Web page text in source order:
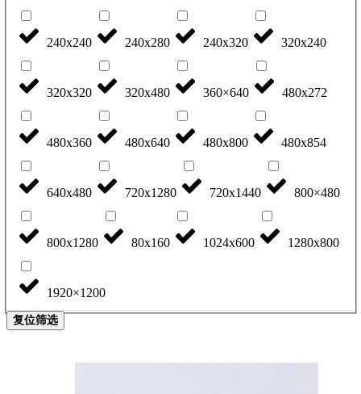
240x240 240x280 240x320 320x240
320x320 320x480 360×640 480x272
480x360 480x640 480x800 480x854
640x480 720x1280 720x1440 800×480
800x1280 80x160 1024x600 1280x800
1920×1200
复位筛选